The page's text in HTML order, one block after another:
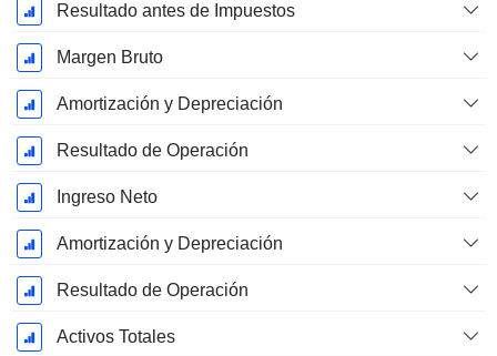
Resultado antes de Impuestos
Margen Bruto
Amortización y Depreciación
Resultado de Operación
Ingreso Neto
Amortización y Depreciación
Resultado de Operación
Activos Totales